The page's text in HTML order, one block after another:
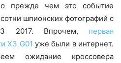
прежде чем это событие
шпионских фотографий с
2017. Впрочем, первая
X3 G01 уже были в интернет.
ожидание кроссовера